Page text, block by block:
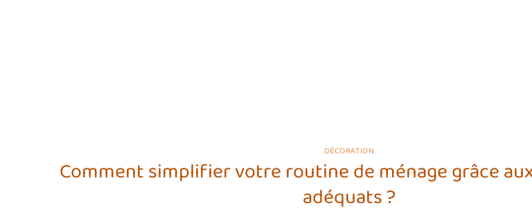
DÉCORATION
Comment simplifier votre routine de ménage grâce
adéquats ?